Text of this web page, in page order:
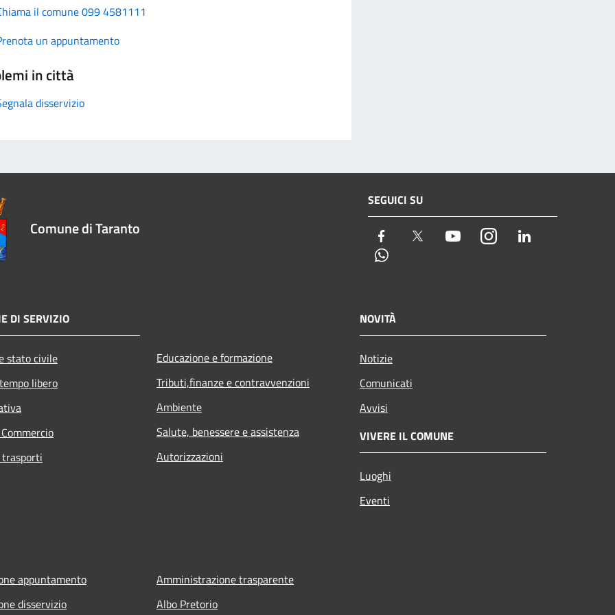
il comune 099 4581111
un appuntamento
in città
disservizio
Comune di Taranto
SEGUICI SU
Facebook Twitter YoutubeInstagram
DI SERVIZIO
stato civile
libero
Educazione e formazione
Tributi,finanze e contravvenzioni
Ambiente
Salute, benessere e assistenza
Autorizzazioni
NOVITÀ
Notizie
Comunicati
Avvisi
VIVERE IL COMUNE
Luoghi
Eventi
appuntamento
disservizio
Amministrazione trasparente
Albo Pretorio